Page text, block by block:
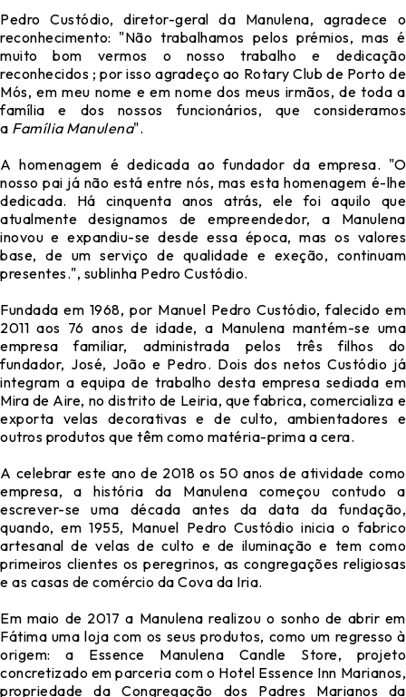
Pedro Custódio, diretor-geral da Manulena, agradece o
reconhecimento: "Não trabalhamos pelos prémios, mas é
muito bom vermos o nosso trabalho e dedicação
reconhecidos ; por isso agradeço ao Rotary Club de Porto de
Mós, em meu nome e em nome dos meus irmãos, de toda a
família e dos nossos funcionários, que consideramos
a Família Manulena".
A homenagem é dedicada ao fundador da empresa. "O
nosso pai já não está entre nós, mas esta homenagem é-lhe
dedicada. Há cinquenta anos atrás, ele foi aquilo que
atualmente designamos de empreendedor, a Manulena
inovou e expandiu-se desde essa época, mas os valores
base, de um serviço de qualidade e exeção, continuam
presentes.", sublinha Pedro Custódio.
Fundada em 1968, por Manuel Pedro Custódio, falecido em
2011 aos 76 anos de idade, a Manulena mantém-se uma
empresa familiar, administrada pelos três filhos do
fundador, José, João e Pedro. Dois dos netos Custódio já
integram a equipa de trabalho desta empresa sediada em
Mira de Aire, no distrito de Leiria, que fabrica, comercializa e
exporta velas decorativas e de culto, ambientadores e
outros produtos que têm como matéria-prima a cera.
A celebrar este ano de 2018 os 50 anos de atividade como
empresa, a história da Manulena começou contudo a
escrever-se uma década antes da data da fundação,
quando, em 1955, Manuel Pedro Custódio inicia o fabrico
artesanal de velas de culto e de iluminação e tem como
primeiros clientes os peregrinos, as congregações religiosas
e as casas de comércio da Cova da Iria.
Em maio de 2017 a Manulena realizou o sonho de abrir em
Fátima uma loja com os seus produtos, como um regresso à
origem: a Essence Manulena Candle Store, projeto
concretizado em parceria com o Hotel Essence Inn Marianos,
propriedade da Congregação dos Padres Marianos da